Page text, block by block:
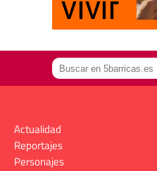
Actualidad
Reportajes
Personajes